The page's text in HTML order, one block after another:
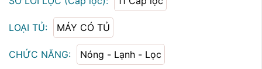
LOẠI TỦ: MÁY CÓ TỦ
CHỨC NĂNG: Nóng - Lạnh - Lọc